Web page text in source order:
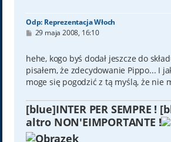
Odp: Reprezentacja Włoch
P
t
29 maja 2008, 16:10
hehe, kogo byś dodał jeszcze do
pisałem, że zdecydowanie Pippo... I
moge się pogodzić z tą myślą, że nie
[blue]INTER PER SEMPRE !
altro NON'EIMPORTANTE !